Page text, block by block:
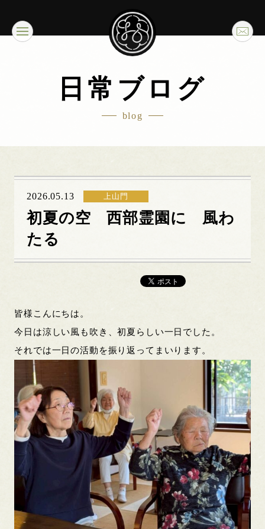
日常ブログ
blog
2026.05.13 上山門
初夏の空 西部霊園に 風わ
たる
皆様こんにちは。
今日は涼しい風も吹き、初夏らしい一日でした。
それでは一日の活動を振り返ってまいります。